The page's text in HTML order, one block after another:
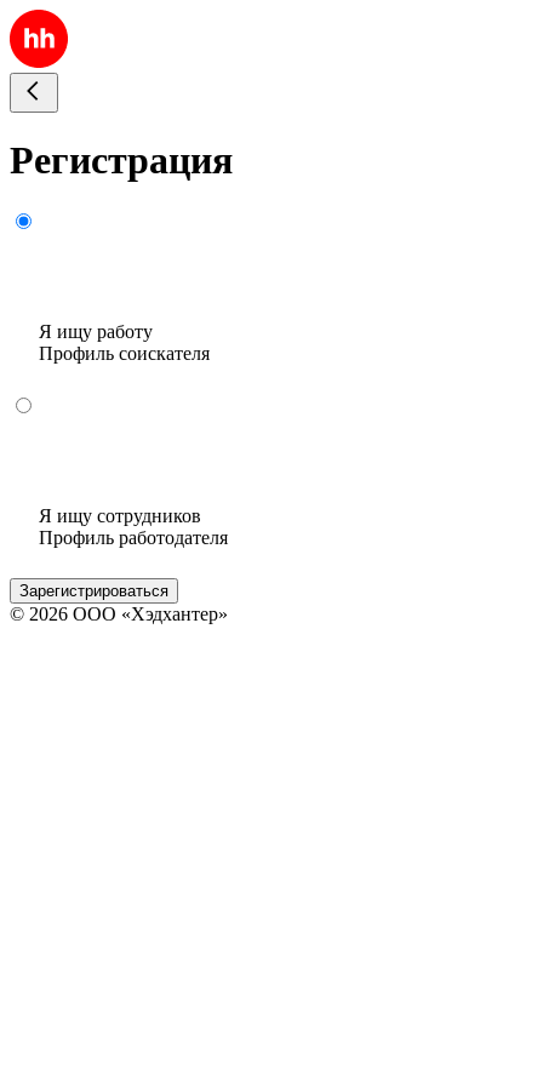
Регистрация
Я ищу работу
Профиль соискателя
Я ищу сотрудников
Профиль работодателя
Зарегистрироваться
© 2026 ООО «Хэдхантер»